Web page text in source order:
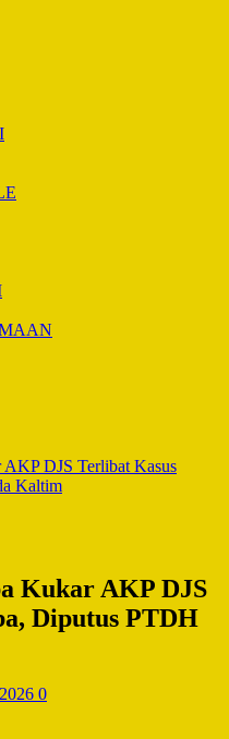
DJS Terlibat Kasus
Kaltim
Kukar AKP DJS
Diputus PTDH
0